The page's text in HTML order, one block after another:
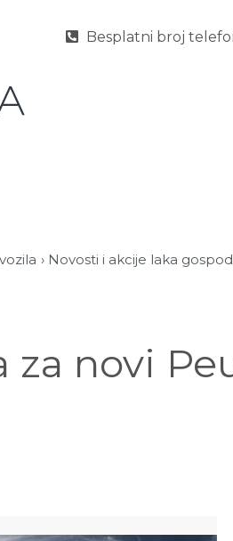
Besplatni broj
Novosti i akcije laka
za novi